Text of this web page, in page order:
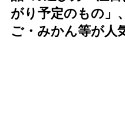
がり予定のもの」
ご・みかん等が人